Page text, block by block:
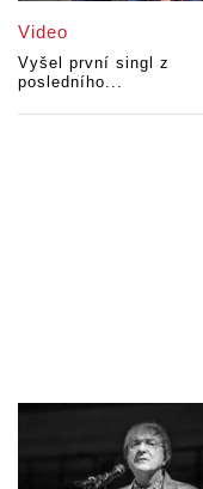
Video
Vyšel první singl z
posledního...